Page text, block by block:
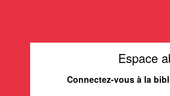
Espace
Connectez-vous à la